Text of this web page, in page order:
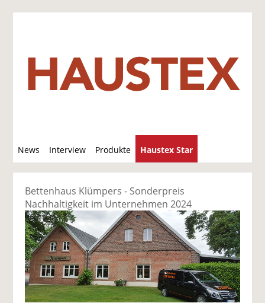
News Interview Produkte Haustex Star
u
c
Bettenhaus Klümpers - Sonderpreis
Nachhaltigkeit im Unternehmen 2024